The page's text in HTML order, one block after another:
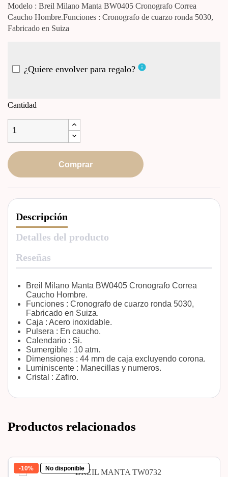
Modelo : Breil Milano Manta BW0405 Cronografo Correa
Caucho Hombre.Funciones : Cronografo de cuarzo ronda 5030,
Fabricado en Suiza
¿Quiere envolver para regalo? info
Cantidad
Comprar
Descripción
Detalles del producto
Reseñas
Breil Milano Manta BW0405 Cronografo Correa
Caucho Hombre.
Funciones : Cronografo de cuarzo ronda 5030,
Fabricado en Suiza.
Caja : Acero inoxidable.
Pulsera : En caucho.
Calendario : Si.
Sumergible : 10 atm.
Dimensiones : 44 mm de caja excluyendo corona.
Luminiscente : Manecillas y numeros.
Cristal : Zafiro.
Productos relacionados
-10% No disponible